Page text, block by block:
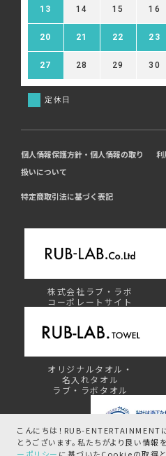
こんにちは！RUB-ENTERTAINMENT
とうございます。 私たちがより良い情報
13 14 15 16
20 21 22 23
27 28 29 30
定休日
個人情報保護方針・個人情報の取り
扱いについて
利
特定商取引法に基づく表記
株式会社ラブ・ラボ
コーポレートサイト
オリジナルタオル・
名入れタオル
ラブ・ラボタオル